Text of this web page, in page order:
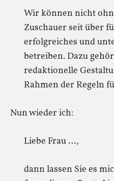
Wir können nicht
Zuschauer seit über
erfolgreiches und
betreiben. Dazu
redaktionelle
Rahmen der Regeln
Nun wieder ich:
Liebe Frau …,
dann lassen Sie es